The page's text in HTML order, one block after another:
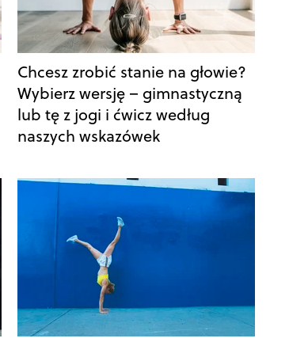
Chcesz zrobić stanie na głowie?
Wybierz wersję – gimnastyczną
lub tę z jogi i ćwicz według
naszych wskazówek